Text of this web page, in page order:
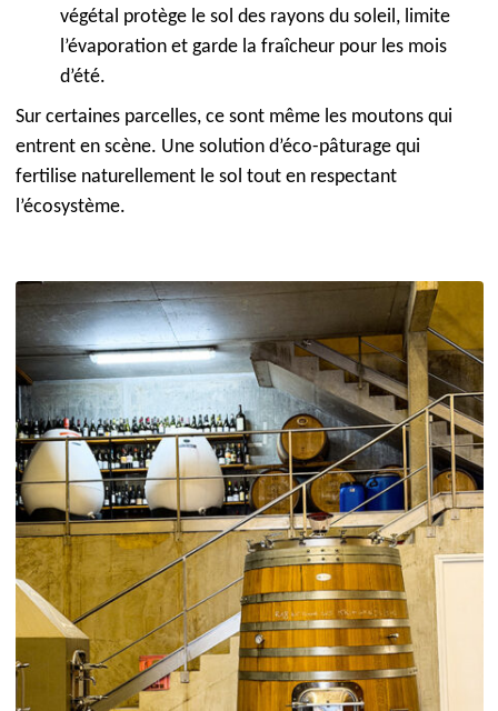
végétal protège le sol des rayons du soleil, limite
l’évaporation et garde la fraîcheur pour les mois
d’été.
Sur certaines parcelles, ce sont même les moutons qui
entrent en scène. Une solution d’éco-pâturage qui
fertilise naturellement le sol tout en respectant
l’écosystème.